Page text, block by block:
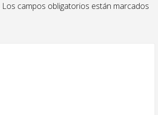
Los campos obligatorios están marcados